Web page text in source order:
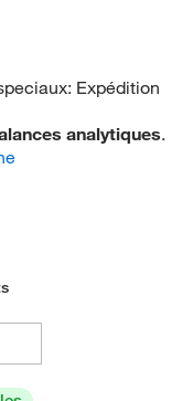
Expédition
analytiques.